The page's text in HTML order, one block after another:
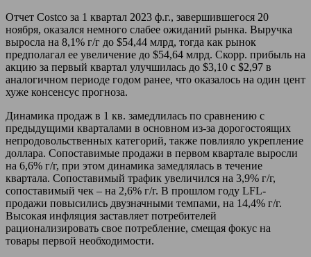
Отчет Costco за 1 квартал 2023 ф.г., завершившегося 20
ноября, оказался немного слабее ожиданий рынка. Выручка
выросла на 8,1% г/г до $54,44 млрд, тогда как рынок
предполагал ее увеличение до $54,64 млрд. Скорр. прибыль на
акцию за первый квартал улучшилась до $3,10 с $2,97 в
аналогичном периоде годом ранее, что оказалось на один цент
хуже консенсус прогноза.
Динамика продаж в 1 кв. замедлилась по сравнению с
предыдущими кварталами в основном из-за дорогостоящих
непродовольственных категорий, также повлияло укрепление
доллара. Сопоставимые продажи в первом квартале выросли
на 6,6% г/г, при этом динамика замедлялась в течение
квартала. Сопоставимый трафик увеличился на 3,9% г/г,
сопоставимый чек – на 2,6% г/г. В прошлом году LFL-
продажи повысились двузначными темпами, на 14,4% г/г.
Высокая инфляция заставляет потребителей
рационализировать свое потребление, смещая фокус на
товары первой необходимости.